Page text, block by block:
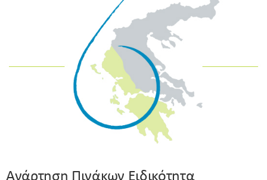
Ανάρτηση Πινάκων Ειδικότητα